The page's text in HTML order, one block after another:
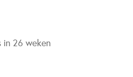
in 26 weken